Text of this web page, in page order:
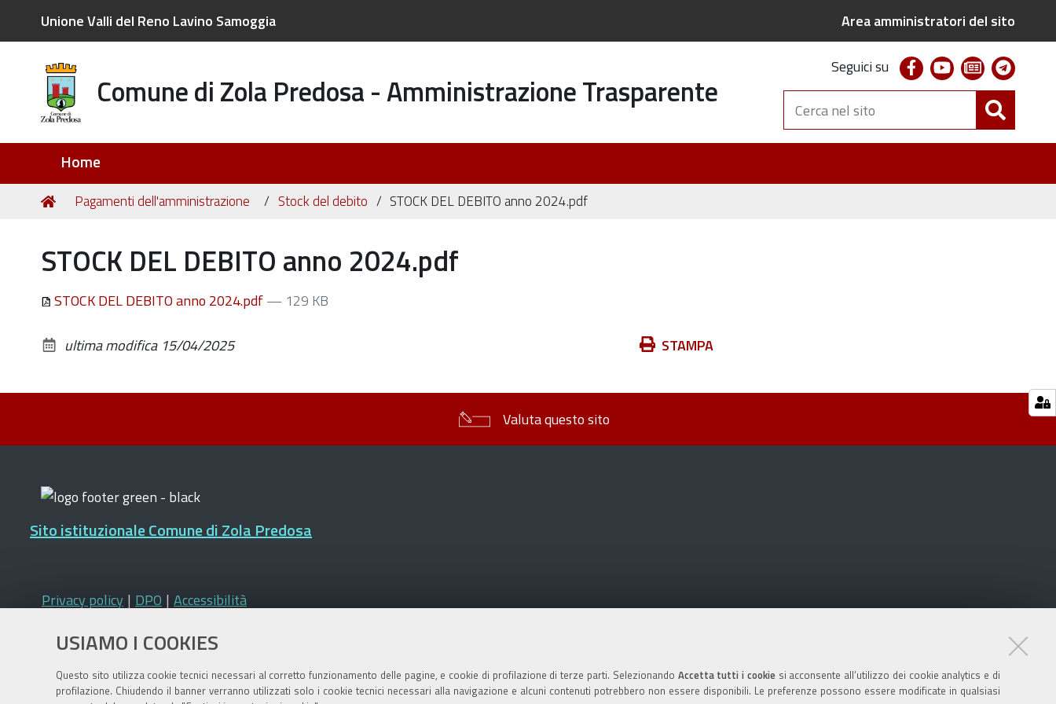
USIAMO I COOKIES
Questo sito utilizza cookie tecnici necessari al corretto funzionamento delle pagine, e cookie di profilazione di terze parti. Selezionando Accetta tutti i cookiesi acconsente all’utilizzo dei cookie analytics e di
profilazione. Chiudendo il banner verranno utilizzati solo i cookie tecnici necessari alla navigazione e alcuni contenuti potrebbero non essere disponibili. Le preferenze possono essere modificate in qualsiasi
Unione Valli del Reno Lavino Samoggia Area amministratori del sito
Comune di Zola Predosa - Amministrazione Trasparente
Seguici su facebookyoutubenewsletter
Cerca
nel
sito
Home
Tu
Home
Pagamenti dell'amministrazione Stock del debito STOCK DEL DEBITO anno 2024.pdf
STOCK DEL DEBITO anno 2024.pdf
STOCK DEL DEBITO anno 2024.pdf— 129 KB
Azioni STAMPA
ultima modifica 15/04/2025
Valuta questo sito
Sito istituzionale Comune di Zola Predosa
Privacy policy | DPO | Accessibilità